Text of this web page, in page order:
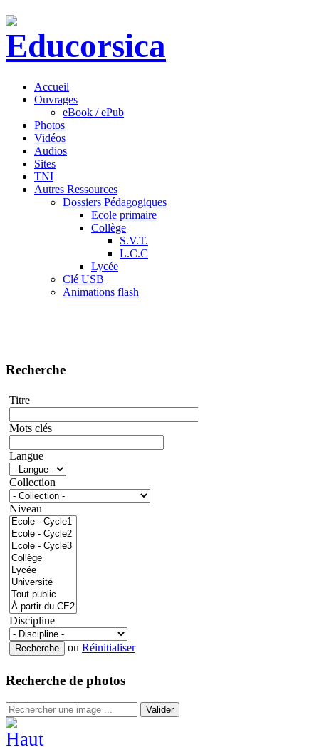
Accueil
Ouvrages
eBook / ePub
Photos
Vidéos
Audios
Sites
TNI
Autres Ressources
Dossiers Pédagogiques
Ecole primaire
Collège
S.V.T.
L.C.C
Lycée
Clé USB
Animations flash
Recherche
Titre
Mots clés
Langue
Collection
Niveau
Discipline
ou Réinitialiser
Recherche de photos
Valider